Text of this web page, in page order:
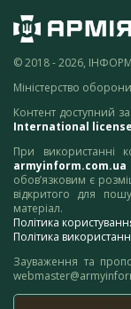
© 2018 - 2026,
Міністерство
Контент доступний за
International license
При використанні
armyinform.com.ua
обов’язковим є
відкритого для
матеріал.
Політика
Політика
Зауваження та